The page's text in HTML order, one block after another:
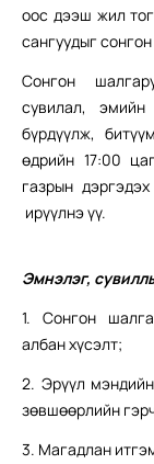
оос дээш жил
сангуудыг
Сонгон
сувилал,
бүрдүүлж,
өдрийн 17:00
газрын
ирүүлнэ үү.
Эмнэлэг,
1. Сонгон
албан хүсэлт;
2. Эрүүл
зөвшөөрлийн
3. Магадлан